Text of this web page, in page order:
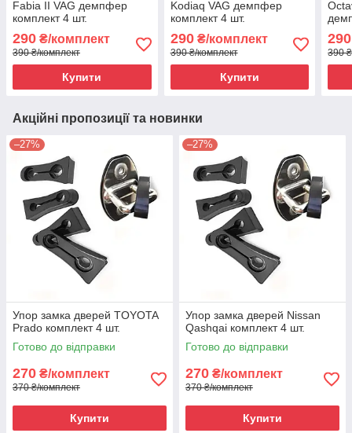
Fabia II VAG демпфер
комплект 4 шт.
290 ₴/комплект
390 ₴/комплект
Купити
Kodiaq VAG демпфер
комплект 4 шт.
290₴/комплект
390 ₴/комплект
Купити
290
390
Акційні пропозиції та новинки
–27%
Упор замка дверей TOYOTA
Prado комплект 4 шт.
Готово до відправки
270 ₴/комплект
370 ₴/комплект
Купити
–27%
Упор замка дверей Nissan
Qashqai комплект 4 шт.
Готово до відправки
270 ₴/комплект
370 ₴/комплект
Купити